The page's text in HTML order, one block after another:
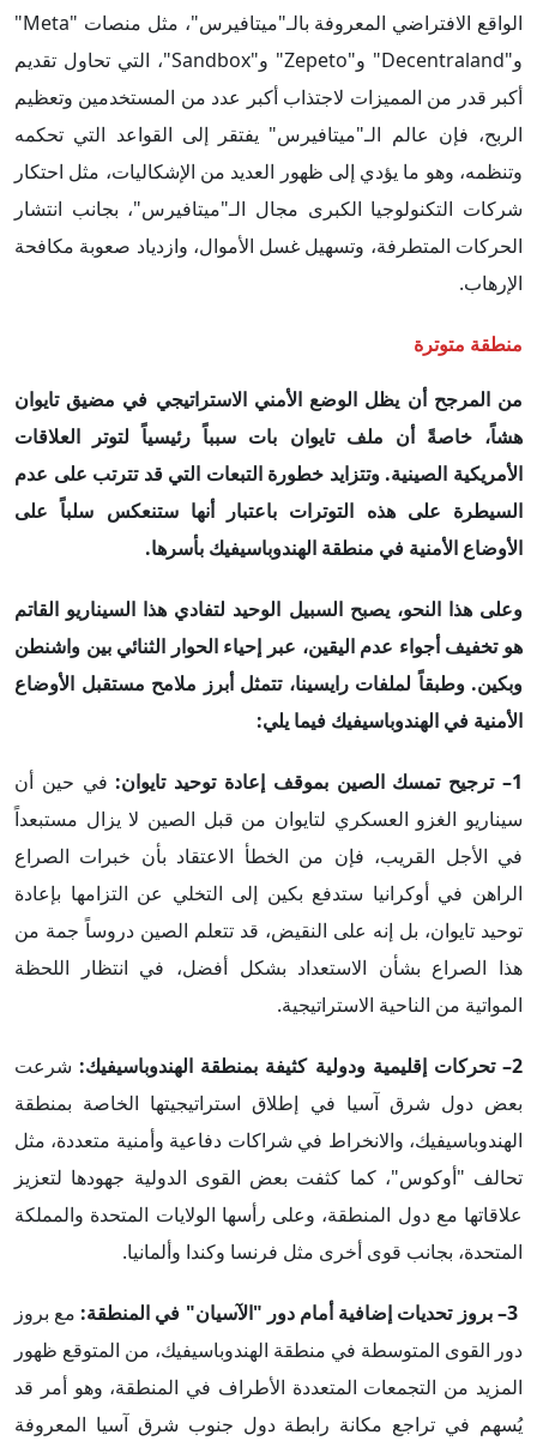
الواقع الافتراضي المعروفة بالـ"ميتافيرس"، مثل منصات "Meta"
و"Decentraland" و"Zepeto" و"Sandbox"، التي تحاول تقديم
أكبر قدر من المميزات لاجتذاب أكبر عدد من المستخدمين وتعظيم
الربح، فإن عالم الـ"ميتافيرس" يفتقر إلى القواعد التي تحكمه
وتنظمه، وهو ما يؤدي إلى ظهور العديد من الإشكاليات، مثل احتكار
شركات التكنولوجيا الكبرى مجال الـ"ميتافيرس"، بجانب انتشار
الحركات المتطرفة، وتسهيل غسل الأموال، وازدياد صعوبة مكافحة
الإرهاب.
منطقة متوترة
من المرجح أن يظل الوضع الأمني الاستراتيجي في مضيق تايوان
هشاً، خاصةً أن ملف تايوان بات سبباً رئيسياً لتوتر العلاقات
الأمريكية الصينية. وتتزايد خطورة التبعات التي قد تترتب على عدم
السيطرة على هذه التوترات باعتبار أنها ستنعكس سلباً على
الأوضاع الأمنية في منطقة الهندوباسيفيك بأسرها.
وعلى هذا النحو، يصبح السبيل الوحيد لتفادي هذا السيناريو القاتم
هو تخفيف أجواء عدم اليقين، عبر إحياء الحوار الثنائي بين واشنطن
وبكين. وطبقاً لملفات رايسينا، تتمثل أبرز ملامح مستقبل الأوضاع
الأمنية في الهندوباسيفيك فيما يلي:
1– ترجيح تمسك الصين بموقف إعادة توحيد تايوان:
في حين أن
سيناريو الغزو العسكري لتايوان من قبل الصين لا يزال مستبعداً
في الأجل القريب، فإن من الخطأ الاعتقاد بأن خبرات الصراع
الراهن في أوكرانيا ستدفع بكين إلى التخلي عن التزامها بإعادة
توحيد تايوان، بل إنه على النقيض، قد تتعلم الصين دروساً جمة من
هذا الصراع بشأن الاستعداد بشكل أفضل، في انتظار اللحظة
المواتية من الناحية الاستراتيجية.
2– تحركات إقليمية ودولية كثيفة بمنطقة الهندوباسيفيك:
شرعت
بعض دول شرق آسيا في إطلاق استراتيجيتها الخاصة بمنطقة
الهندوباسيفيك، والانخراط في شراكات دفاعية وأمنية متعددة، مثل
تحالف "أوكوس"، كما كثفت بعض القوى الدولية جهودها لتعزيز
علاقاتها مع دول المنطقة، وعلى رأسها الولايات المتحدة والمملكة
المتحدة، بجانب قوى أخرى مثل فرنسا وكندا وألمانيا.
3– بروز تحديات إضافية أمام دور "الآسيان" في المنطقة:
مع بروز
دور القوى المتوسطة في منطقة الهندوباسيفيك، من المتوقع ظهور
المزيد من التجمعات المتعددة الأطراف في المنطقة، وهو أمر قد
يُسهم في تراجع مكانة رابطة دول جنوب شرق آسيا المعروفة